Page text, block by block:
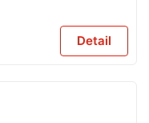
Detail